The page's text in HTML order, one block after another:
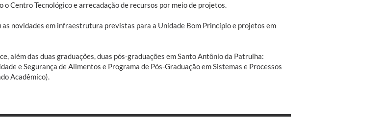
Centro Tecnológico e arrecadação de recursos por meio de projetos.
novidades em infraestrutura previstas para a Unidade Bom Princípio e projetos em
além das duas graduações, duas pós-graduações em Santo Antônio da Patrulha:
e Segurança de Alimentos e Programa de Pós-Graduação em Sistemas e Processos
Acadêmico).